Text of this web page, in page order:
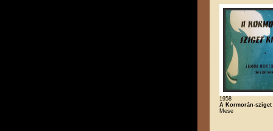
1958
A Kormorán-sziget
Mese